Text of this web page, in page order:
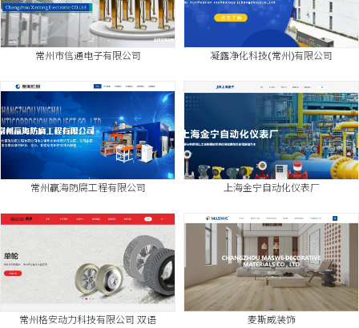
常州市信通电子有限公司 凝露净化科技(常州)有限公司
常州赢海防腐工程有限公司 上海金宁自动化仪表厂
常州格安动力科技有限公司 双语 麦斯威装饰